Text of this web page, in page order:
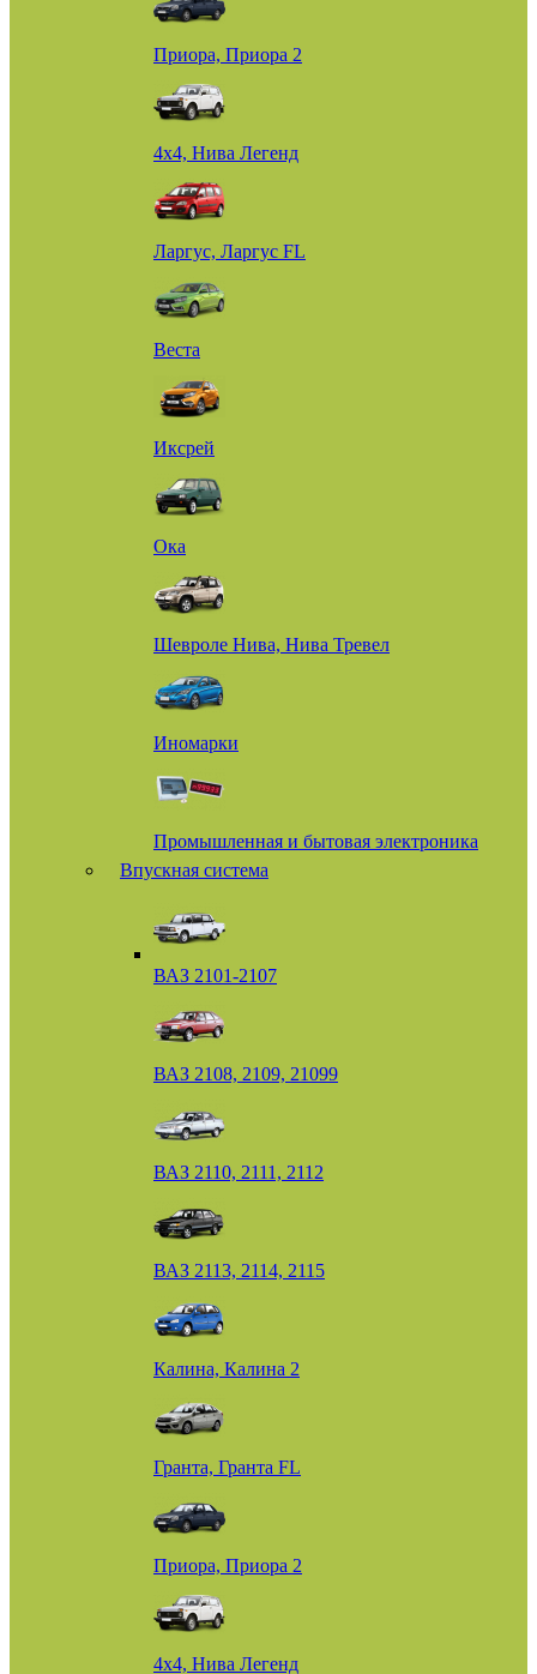
Приора, Приора 2
4х4, Нива Легенд
Ларгус, Ларгус FL
Веста
Иксрей
Ока
Шевроле Нива, Нива Тревел
Иномарки
Промышленная и бытовая электроника
Впускная система
ВАЗ 2101-2107
ВАЗ 2108, 2109, 21099
ВАЗ 2110, 2111, 2112
ВАЗ 2113, 2114, 2115
Калина, Калина 2
Гранта, Гранта FL
Приора, Приора 2
4х4, Нива Легенд